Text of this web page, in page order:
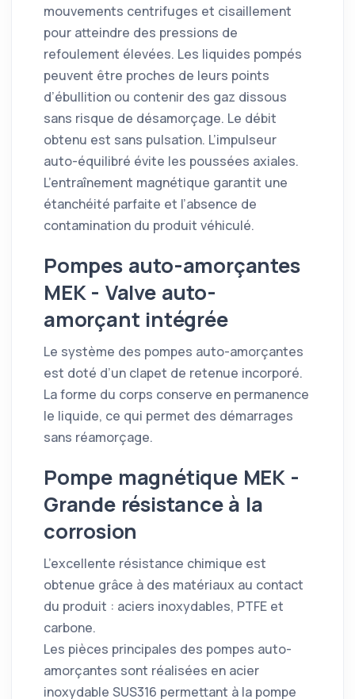
mouvements centrifuges et cisaillement
pour atteindre des pressions de
refoulement élevées. Les liquides pompés
peuvent être proches de leurs points
d’ébullition ou contenir des gaz dissous
sans risque de désamorçage. Le débit
obtenu est sans pulsation. L’impulseur
auto-équilibré évite les poussées axiales.
L’entraînement magnétique garantit une
étanchéité parfaite et l’absence de
contamination du produit véhiculé.
Pompes auto-amorçantes
MEK - Valve auto-
amorçant intégrée
Le système des pompes auto-amorçantes
est doté d’un clapet de retenue incorporé.
La forme du corps conserve en permanence
le liquide, ce qui permet des démarrages
sans réamorçage.
Pompe magnétique MEK -
Grande résistance à la
corrosion
L’excellente résistance chimique est
obtenue grâce à des matériaux au contact
du produit : aciers inoxydables, PTFE et
carbone.
Les pièces principales des pompes auto-
amorçantes sont réalisées en acier
inoxydable SUS316 permettant à la pompe